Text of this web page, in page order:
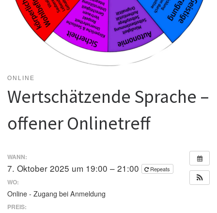
ONLINE
Wertschätzende Sprache –
offener Onlinetreff
WANN:
7. Oktober 2025 um 19:00 – 21:00 Repeats
WO:
Online - Zugang bei Anmeldung
PREIS: